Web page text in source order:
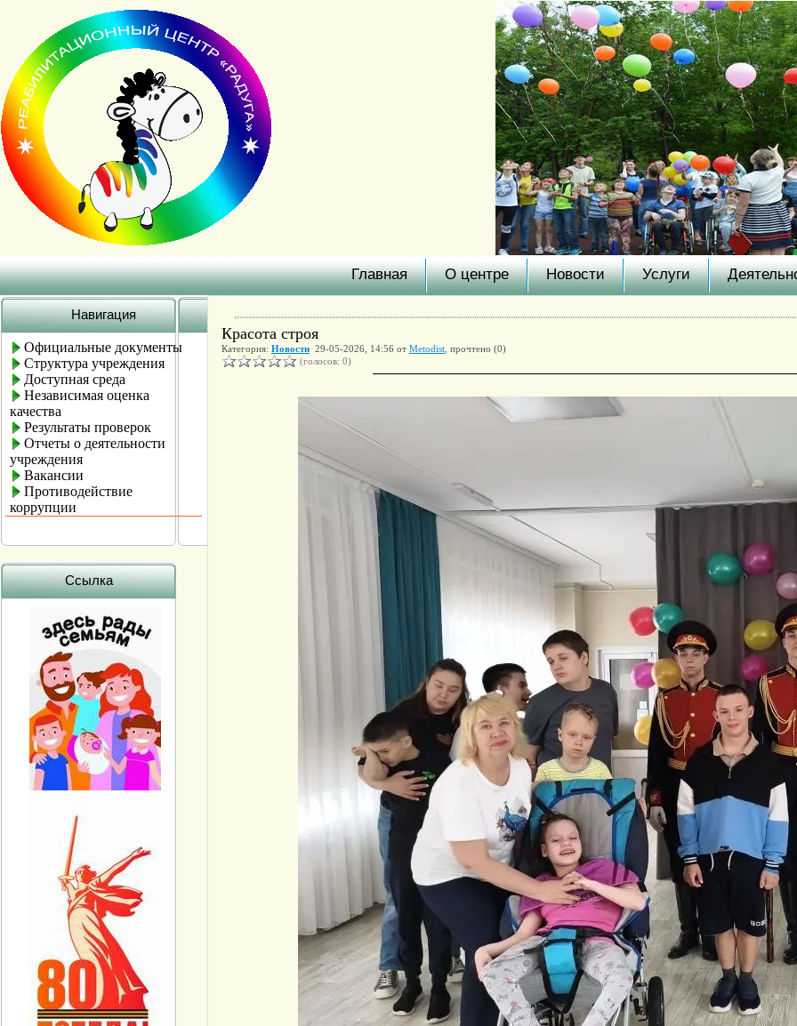
Главная О центре Новости Услуги
Навигация
Официальные документы
Структура учреждения
Доступная среда
Независимая оценка
качества
Результаты проверок
Отчеты о деятельности
учреждения
Вакансии
Противодействие
коррупции
Ссылка
Красота строя
Категория: Новости 29-05-2026, 14:56 от Metodist , прочтено (0)
(голосов: 0)